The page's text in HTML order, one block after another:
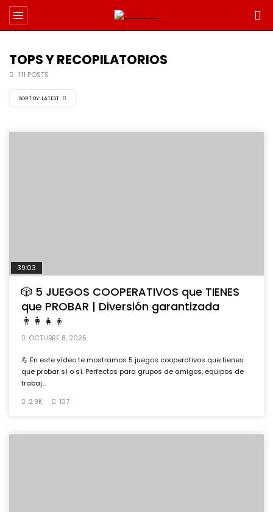
TOPS Y RECOPILATORIOS
111 POSTS
SORT BY: LATEST
39:03
🎲 5 JUEGOS COOPERATIVOS que TIENES
que PROBAR | Diversión garantizada
👨‍👩‍👧‍👦
OCTUBRE 8, 2025
💪 En este vídeo te mostramos 5 juegos cooperativos que tienes
que probar sí o sí. Perfectos para grupos de amigos, equipos de
trabaj...
2.9K
137